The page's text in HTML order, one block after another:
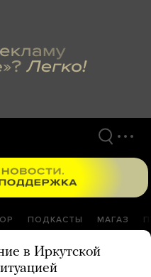
ПОДКАСТЫ МАГАЗ
в Иркутской